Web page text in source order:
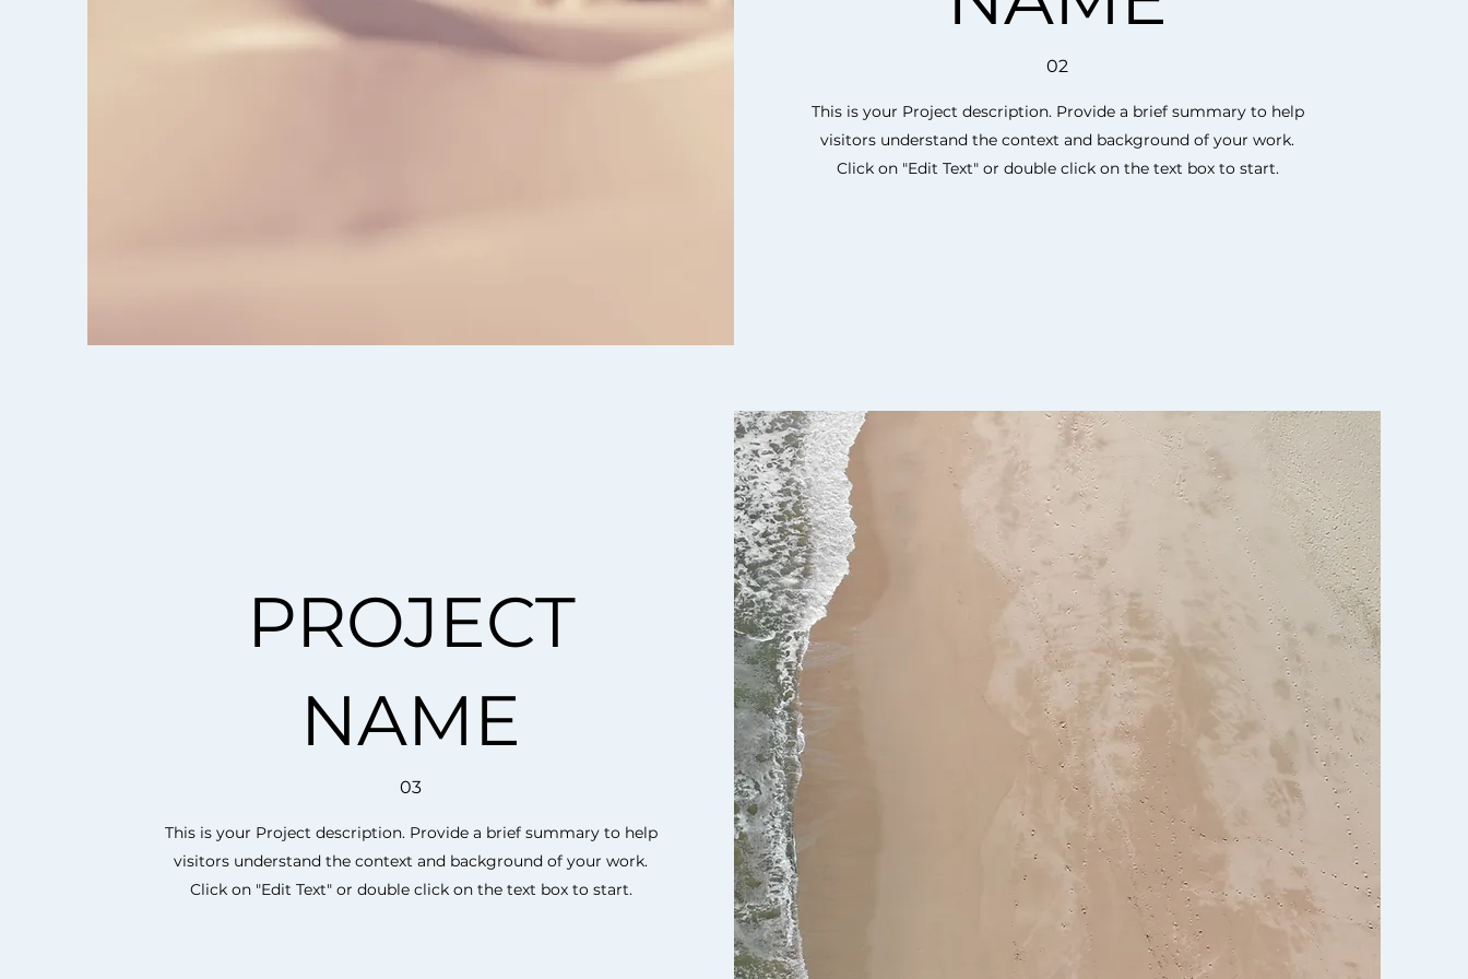
02
This is your Project description. Provide a brief summary to help
visitors understand the context and background of your work.
Click on "Edit Text" or double click on the text box to start.
PROJECT
NAME
03
This is your Project description. Provide a brief summary to help
visitors understand the context and background of your work.
Click on "Edit Text" or double click on the text box to start.